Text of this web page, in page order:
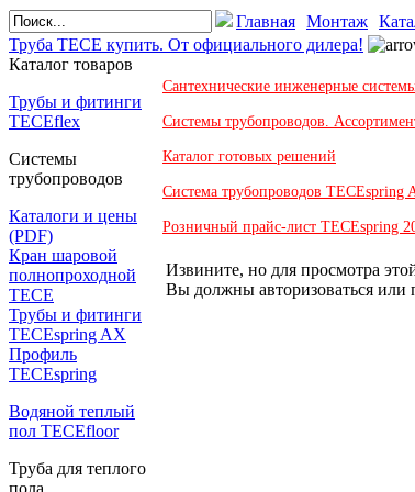
Главная Монтаж
Труба TECE купить. От официального дилера!
Каталог товаров
Трубы и фитинги
TECEflex
Системы
трубопроводов
Каталоги и цены
(PDF)
Кран шаровой
полнопроходной
ТЕСЕ
Трубы и фитинги
TECEspring AX
Профиль
TECEspring
Водяной теплый
пол TECEfloor
Труба для теплого
пола
Сантехнические инженерные
Системы трубопроводов.
Каталог готовых решений
Система трубопроводов
Розничный прайс-лист TECEspring
Извините, но для просмотра
Вы должны авторизоваться или